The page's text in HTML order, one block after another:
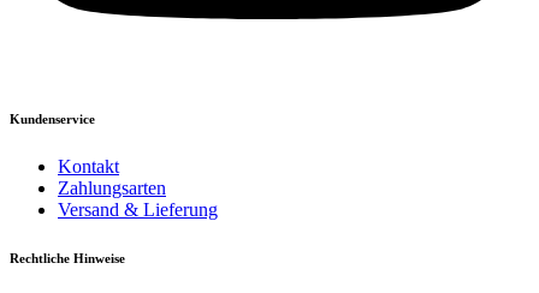
Kundenservice
Kontakt
Zahlungsarten
Versand & Lieferung
Rechtliche Hinweise